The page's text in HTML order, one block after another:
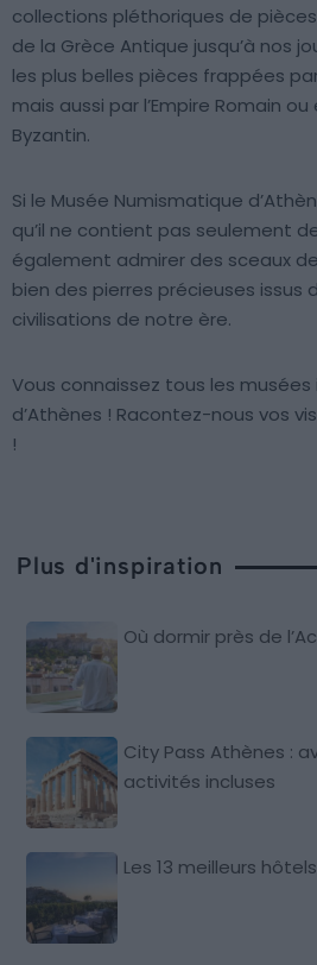
collections pléthoriques de
de la Grèce Antique jusqu’à nos
les plus belles pièces frappées
mais aussi par l’Empire Romain ou
Byzantin.
Si le Musée Numismatique
qu’il ne contient pas seulement
également admirer des sceaux
bien des pierres précieuses issus
civilisations de notre ère.
Vous connaissez tous les
d’Athènes ! Racontez-nous vos
!
Plus d'inspiration
Où dormir près de
City Pass Athènes :
activités incluses
Les 13 meilleurs